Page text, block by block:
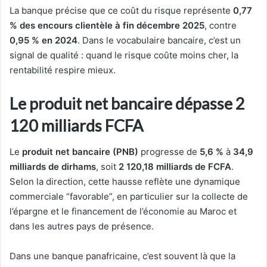
La banque précise que ce coût du risque représente 0,77
% des encours clientèle à fin décembre 2025, contre
0,95 % en 2024. Dans le vocabulaire bancaire, c’est un
signal de qualité : quand le risque coûte moins cher, la
rentabilité respire mieux.
Le produit net bancaire dépasse 2
120 milliards FCFA
Le produit net bancaire (PNB) progresse de 5,6 % à 34,9
milliards de dirhams, soit 2 120,18 milliards de FCFA.
Selon la direction, cette hausse reflète une dynamique
commerciale “favorable”, en particulier sur la collecte de
l’épargne et le financement de l’économie au Maroc et
dans les autres pays de présence.
Dans une banque panafricaine, c’est souvent là que la